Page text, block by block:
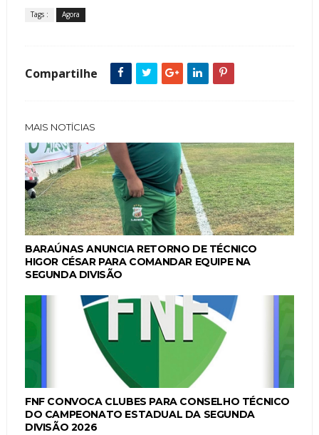
Tags : Agora
Compartilhe
MAIS NOTÍCIAS
BARAÚNAS ANUNCIA RETORNO DE TÉCNICO
HIGOR CÉSAR PARA COMANDAR EQUIPE NA
SEGUNDA DIVISÃO
FNF CONVOCA CLUBES PARA CONSELHO TÉCNICO
DO CAMPEONATO ESTADUAL DA SEGUNDA
DIVISÃO 2026